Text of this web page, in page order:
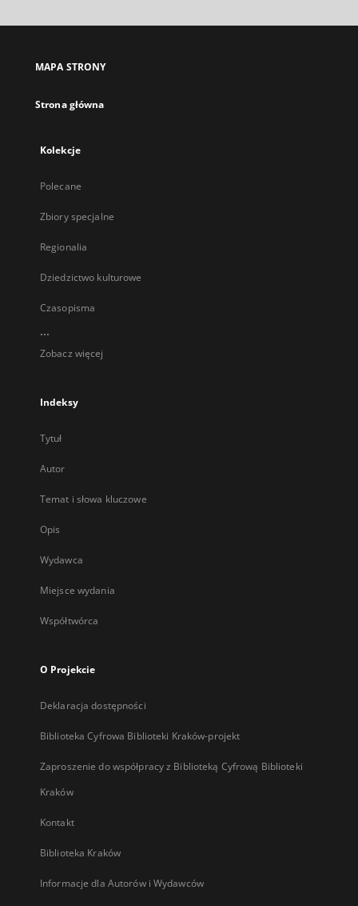
MAPA STRONY
Strona główna
Kolekcje
Polecane
Zbiory specjalne
Regionalia
Dziedzictwo kulturowe
Czasopisma
...
Zobacz więcej
Indeksy
Tytuł
Autor
Temat i słowa kluczowe
Opis
Wydawca
Miejsce wydania
Współtwórca
O Projekcie
Deklaracja dostępności
Biblioteka Cyfrowa Biblioteki Kraków-projekt
Zaproszenie do współpracy z Biblioteką Cyfrową Biblioteki
Kraków
Kontakt
Biblioteka Kraków
Informacje dla Autorów i Wydawców